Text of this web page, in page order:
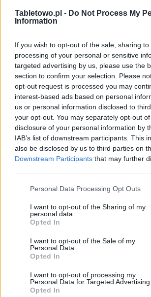
Tabletowo.pl - Do Not Process My
Information
If you wish to opt-out of the sale, sharing
processing of your personal or sensitive
targeted advertising by us, please use the
section to confirm your selection. Please
opt-out request is processed you may
interest-based ads based on personal
us or personal information disclosed to
your opt-out. You may separately opt-out
disclosure of your personal information by
IAB’s list of downstream participants. This
also be disclosed by us to third parties on
Downstream Participants that may further
Please note that this website/app uses one
not limited to your visit or usage behaviour.
grant or deny consent to Google and its
use your data for below specified purposes
consent section.
Personal Data Processing Opt Outs
I want to opt-out of the Sharing of my
personal data.
Opted In
I want to opt-out of the Sale of my
Personal Data.
Opted In
I want to opt-out of processing my
Personal Data for Targeted Advertising.
Opted In
Zacznij pisać, żeby zobaczyć wyniki
by zamknąć
ZOBACZ WSZYSTKIE WYNIKI
SUBSCRIBE
A customizable modal perfect for